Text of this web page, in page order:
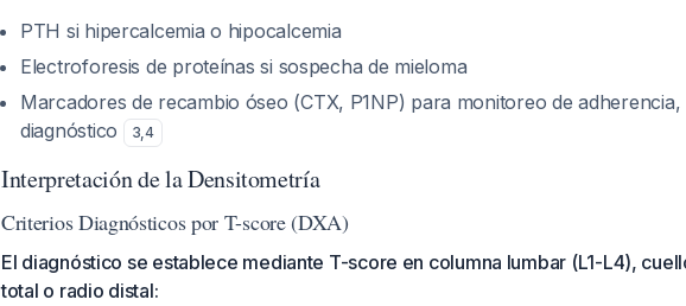
PTH si hipercalcemia o hipocalcemia
Electroforesis de proteínas si sospecha de mieloma
Marcadores de recambio óseo (CTX, P1NP) para monitoreo de
diagnóstico
3,4
Interpretación de la Densitometría
Criterios Diagnósticos por T-score (DXA)
El diagnóstico se establece mediante T-score en columna lumbar (L1-L4),
total o radio distal: